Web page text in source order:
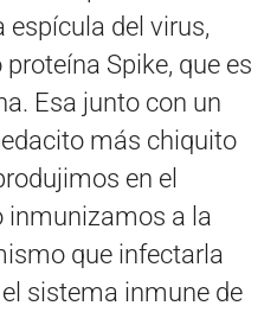
espícula del virus,
Spike, que es
Esa junto con un
más chiquito
en el
inmunizamos a la
que infectarla
sistema inmune de